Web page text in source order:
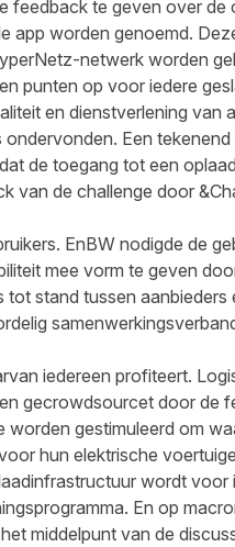
feedback te geven over de
app worden genoemd.
netwerk worden
punten op voor iedere
en dienstverlening van
Een
de toegang tot een
van de challenge door
EnBW nodigde de
mee vorm te geven
stand tussen aanbieders
iedereen profiteert.
gecrowdsourcet door de
gestimuleerd om
hun elektrische
wordt voor
En op
middelpunt van de